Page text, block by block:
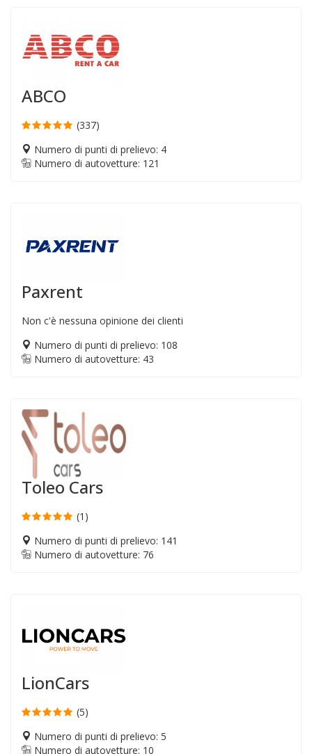
ABCO
(337)
Numero di punti di prelievo: 4
Numero di autovetture: 121
Paxrent
Non c'è nessuna opinione dei clienti
Numero di punti di prelievo: 108
Numero di autovetture: 43
Toleo Cars
(1)
Numero di punti di prelievo: 141
Numero di autovetture: 76
LionCars
(5)
Numero di punti di prelievo: 5
Numero di autovetture: 10